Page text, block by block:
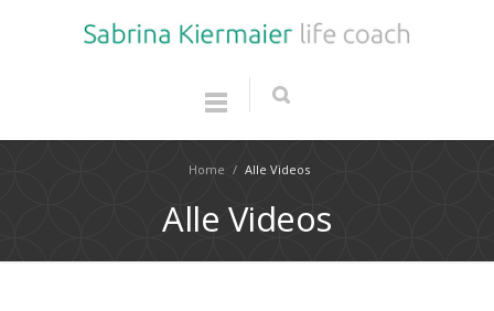
Home / Alle Videos
Alle Videos